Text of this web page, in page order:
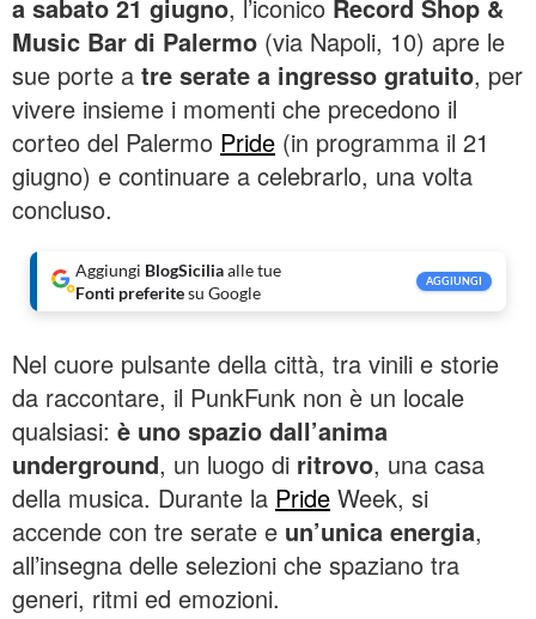
a sabato 21 giugno, l’iconico Record Shop &
Music Bar di Palermo (via Napoli, 10) apre le
sue porte a tre serate a ingresso gratuito, per
vivere insieme i momenti che precedono il
corteo del Palermo Pride (in programma il 21
giugno) e continuare a celebrarlo, una volta
concluso.
Aggiungi BlogSiciliaalle tue
Fonti preferitesu Google
AGGIUNGI
Nel cuore pulsante della città, tra vinili e storie
da raccontare, il PunkFunk non è un locale
qualsiasi: è uno spazio dall’anima
underground, un luogo di ritrovo, una casa
della musica. Durante la Pride Week, si
accende con tre serate e un’unica energia,
all’insegna delle selezioni che spaziano tra
generi, ritmi ed emozioni.